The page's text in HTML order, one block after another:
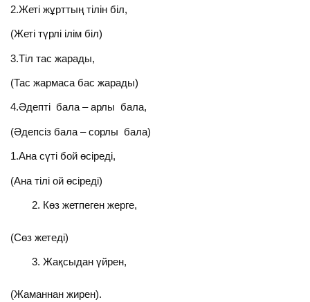
2.Жеті жұрттың тілін біл,
(Жеті түрлі ілім біл)
3.Тіл тас жарады,
(Тас жармаса бас жарады)
4.Әдепті бала – арлы бала,
(Әдепсіз бала – сорлы бала)
1.Ана сүті бой өсіреді,
(Ана тілі ой өсіреді)
Көз жетпеген жерге,
(Сөз жетеді)
Жақсыдан үйрен,
(Жаманнан жирен).